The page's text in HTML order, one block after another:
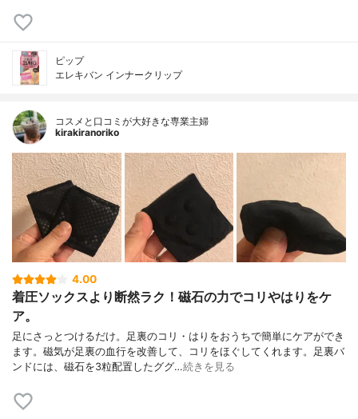
ピップ
エレキバン インナークリップ
コスメと口コミが大好きな専業主婦
kirakiranoriko
4.00
着圧ソックスより断然ラク！磁石の力でコリやはりをケ
ア。
足にさっとつけるだけ。足裏のコリ・はりをおうちで簡単にケアができ
ます。磁気が足裏の血行を改善して、コリをほぐしてくれます。足裏バ
ンドには、磁石を3粒配置したググ…続きを見る